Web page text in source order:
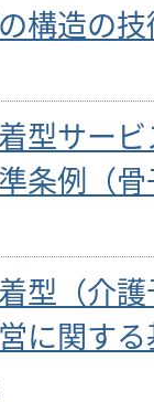
構造の
型サー
条例（
型（介
に関す